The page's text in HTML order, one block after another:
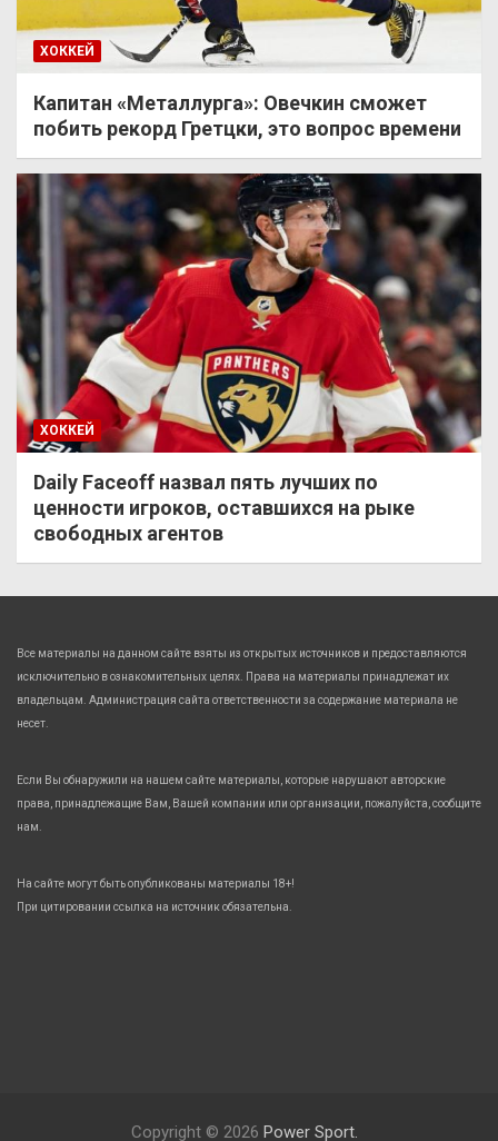
ХОККЕЙ
Капитан «Металлурга»: Овечкин сможет
побить рекорд Гретцки, это вопрос времени
ХОККЕЙ
Daily Faceoff назвал пять лучших по
ценности игроков, оставшихся на рыке
свободных агентов
Все материалы на данном сайте взяты из открытых источников и предоставляются
исключительно в ознакомительных целях. Права на материалы принадлежат их
владельцам. Администрация сайта ответственности за содержание материала не
несет.
Если Вы обнаружили на нашем сайте материалы, которые нарушают авторские
права, принадлежащие Вам, Вашей компании или организации, пожалуйста, сообщите
нам.
На сайте могут быть опубликованы материалы 18+!
При цитировании ссылка на источник обязательна.
Copyright © 2026 Power Sport.